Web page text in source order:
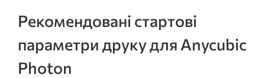
Рекомендовані стартові
параметри друку для Anycubic
Photon